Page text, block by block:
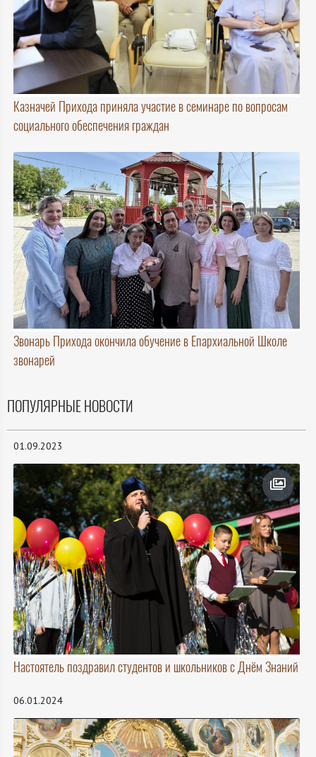
Казначей Прихода приняла участие в семинаре по вопросам
социального обеспечения граждан
Звонарь Прихода окончила обучение в Епархиальной Школе
звонарей
ПОПУЛЯРНЫЕ НОВОСТИ
01.09.2023
Настоятель поздравил студентов и школьников с Днём Знаний
06.01.2024